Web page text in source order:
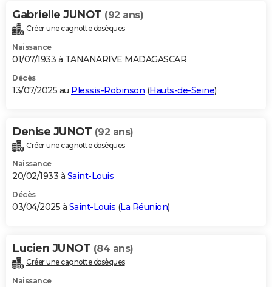
Gabrielle JUNOT (92 ans)
Créer une cagnotte obsèques
Naissance
01/07/1933 à TANANARIVE MADAGASCAR
Décès
13/07/2025 au Plessis-Robinson (Hauts-de-Seine)
Denise JUNOT (92 ans)
Créer une cagnotte obsèques
Naissance
20/02/1933 à Saint-Louis
Décès
03/04/2025 à Saint-Louis (La Réunion)
Lucien JUNOT (84 ans)
Créer une cagnotte obsèques
Naissance